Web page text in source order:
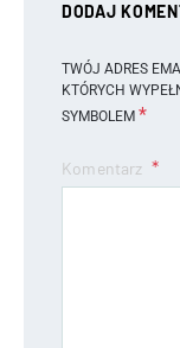
DODAJ
TWÓJ ADRES
KTÓRYCH
SYMBOLEM *
Komentarz